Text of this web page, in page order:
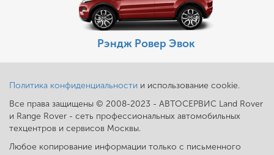
Рэндж Ровер Эвок
Политика конфиденциальности и использование cookie.
Все права защищены © 2008-2023 - АВТОСЕРВИС Land Rover
и Range Rover - сеть профессиональных автомобильных
техцентров и сервисов Москвы.
Любое копирование информации только с письменного